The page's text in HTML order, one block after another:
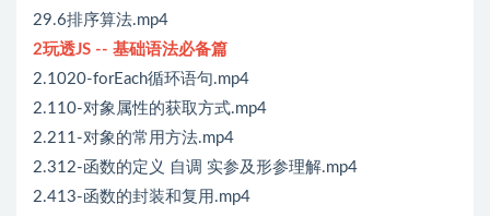
29.6排序算法.mp4
2玩透JS -- 基础语法必备篇
2.1020-forEach循环语句.mp4
2.110-对象属性的获取方式.mp4
2.211-对象的常用方法.mp4
2.312-函数的定义 自调 实参及形参理解.mp4
2.413-函数的封装和复用.mp4